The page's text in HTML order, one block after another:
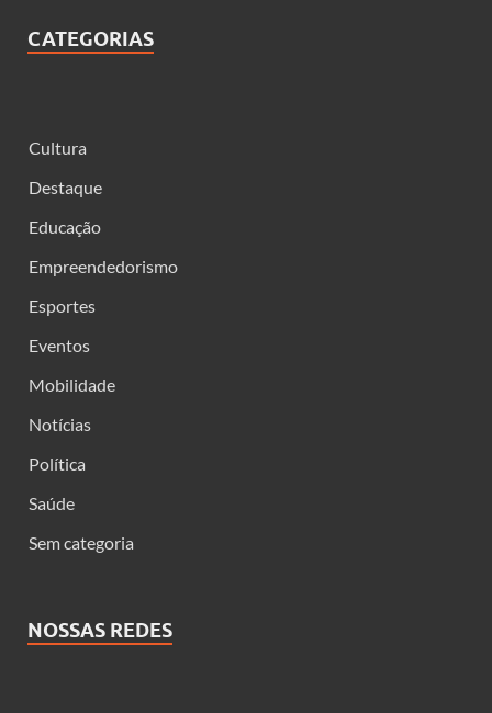
CATEGORIAS
Cultura
Destaque
Educação
Empreendedorismo
Esportes
Eventos
Mobilidade
Notícias
Política
Saúde
Sem categoria
NOSSAS REDES